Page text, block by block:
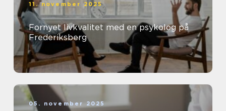
11. november 2025
Fornyet livkvalitet med en psykolog på
Frederiksberg
05. november 2025